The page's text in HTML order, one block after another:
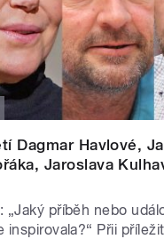
Dagmar Havlové,
Jaroslava
„Jaký příběh nebo
inspirovala?“ Přii